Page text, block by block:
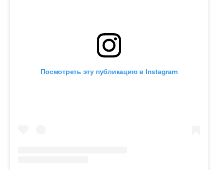
Посмотреть эту публикацию в Instagram